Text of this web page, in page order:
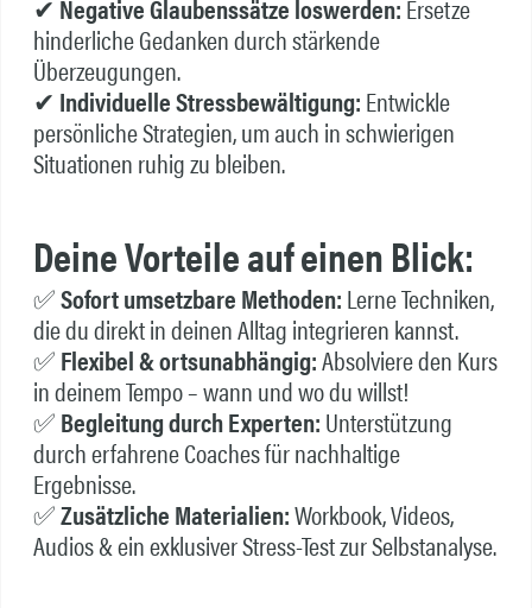
✔ Negative Glaubenssätze loswerden:Ersetze
hinderliche Gedanken durch stärkende
Überzeugungen.
✔ Individuelle Stressbewältigung:Entwickle
persönliche Strategien, um auch in schwierigen
Situationen ruhig zu bleiben.
Deine Vorteile auf einen Blick:
✅Sofort umsetzbare Methoden:Lerne Techniken,
die du direkt in deinen Alltag integrieren kannst.
✅Flexibel & ortsunabhängig:Absolviere den Kurs
in deinem Tempo – wann und wo du willst!
✅Begleitung durch Experten:Unterstützung
durch erfahrene Coaches für nachhaltige
Ergebnisse.
✅Zusätzliche Materialien:Workbook, Videos,
Audios & ein exklusiver Stress-Test zur Selbstanalyse.